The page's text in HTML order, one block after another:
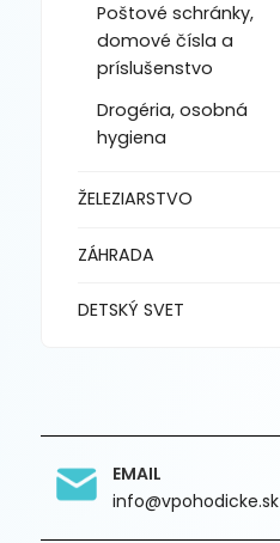
Poštové schránky,
domové čísla a
príslušenstvo
Drogéria, osobná
hygiena
ŽELEZIARSTVO
ZÁHRADA
DETSKÝ SVET
EMAIL
info@vpohodicke.sk